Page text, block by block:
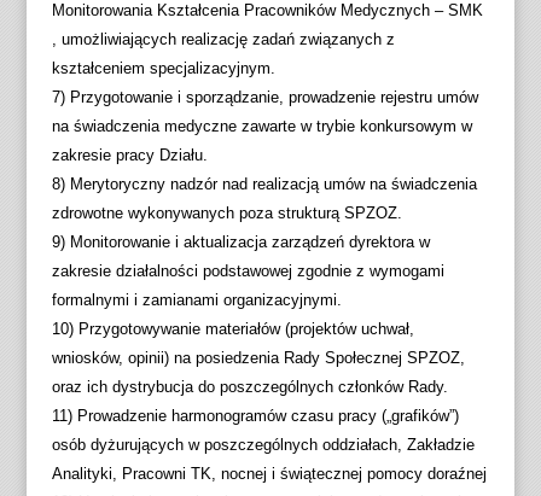
Monitorowania Kształcenia Pracowników Medycznych – SMK
, umożliwiających realizację zadań związanych z
kształceniem specjalizacyjnym.
7) Przygotowanie i sporządzanie, prowadzenie rejestru umów
na świadczenia medyczne zawarte w trybie konkursowym w
zakresie pracy Działu.
8) Merytoryczny nadzór nad realizacją umów na świadczenia
zdrowotne wykonywanych poza strukturą SPZOZ.
9) Monitorowanie i aktualizacja zarządzeń dyrektora w
zakresie działalności podstawowej zgodnie z wymogami
formalnymi i zamianami organizacyjnymi.
10) Przygotowywanie materiałów (projektów uchwał,
wniosków, opinii) na posiedzenia Rady Społecznej SPZOZ,
oraz ich dystrybucja do poszczególnych członków Rady.
11) Prowadzenie harmonogramów czasu pracy („grafików”)
osób dyżurujących w poszczególnych oddziałach, Zakładzie
Analityki, Pracowni TK, nocnej i świątecznej pomocy doraźnej